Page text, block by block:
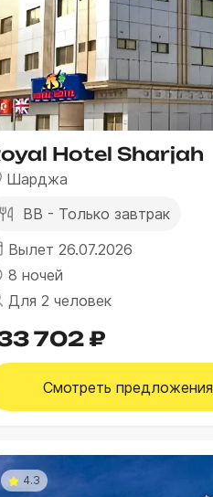
Hotel Sharjah
Шарджа
BB - Только завтрак
Вылет 26.07.2026
8 ночей
Для 2 человек
702 ₽
Смотретьпредложения
4.3